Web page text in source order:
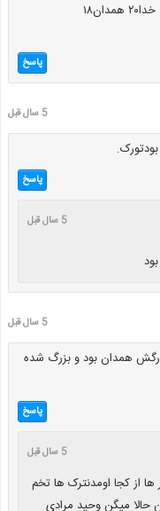
پاسخ
5 سال قبل
پاسخ
5 سال قبل
5 سال قبل
همدان بود و بزرگ شده
پاسخ
5 سال قبل
از کجا اومدنترک ها تخم
حالا میگن وحید مرادی